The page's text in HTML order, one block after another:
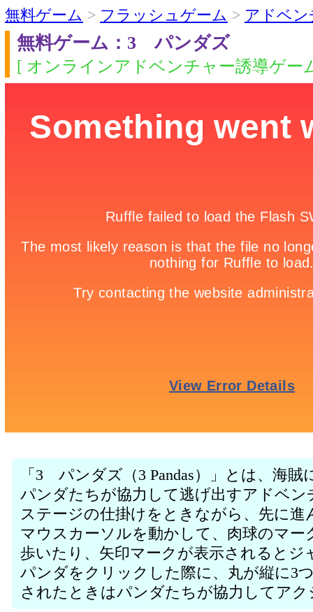
無料ゲーム > フラッシュゲーム > アドベン
無料ゲーム：3 パンダズ
[ オンラインアドベンチャー誘導ゲー
「3 パンダズ（3 Pandas）」とは、海
パンダたちが協力して逃げ出すアドベン
ステージの仕掛けをときながら、先に進
マウスカーソルを動かして、肉球のマ
歩いたり、矢印マークが表示されると
パンダをクリックした際に、丸が縦に3
されたときはパンダたちが協力してア